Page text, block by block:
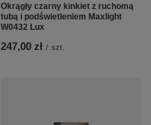
Okrągły czarny kinkiet z ruchomą
tubą i podświetleniem Maxlight
W0432 Lux
247,00 zł / szt.